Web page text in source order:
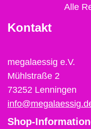
Alle
Kontakt
megalaessig e.V.
Mühlstraße 2
73252 Lenningen
Shop-